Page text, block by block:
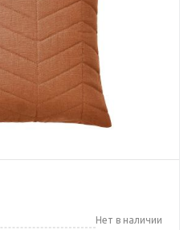
Нет в наличии